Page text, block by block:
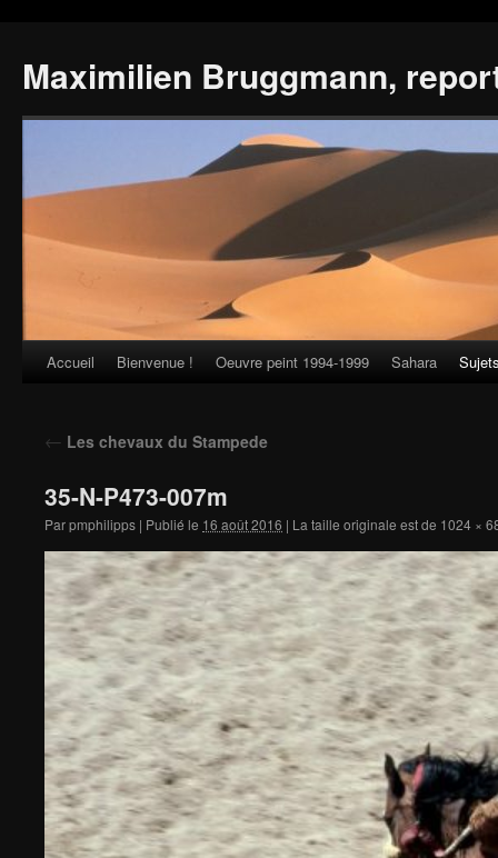
Maximilien Bruggmann,
Skip
content
Accueil Bienvenue ! Oeuvre peint 1994-1999 Sahara
← Les chevaux du Stampede
35-N-P473-007m
Parpmphilipps | Publié le 16 août 2016 | La taille originale est de 1024 ×